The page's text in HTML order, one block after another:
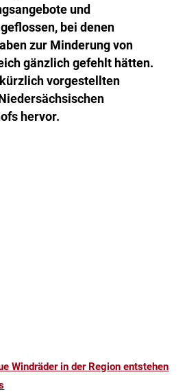
und
bei denen
zur Minderung von
gänzlich gefehlt hätten.
vorgestellten
hervor.
Windräder in der Region entstehen